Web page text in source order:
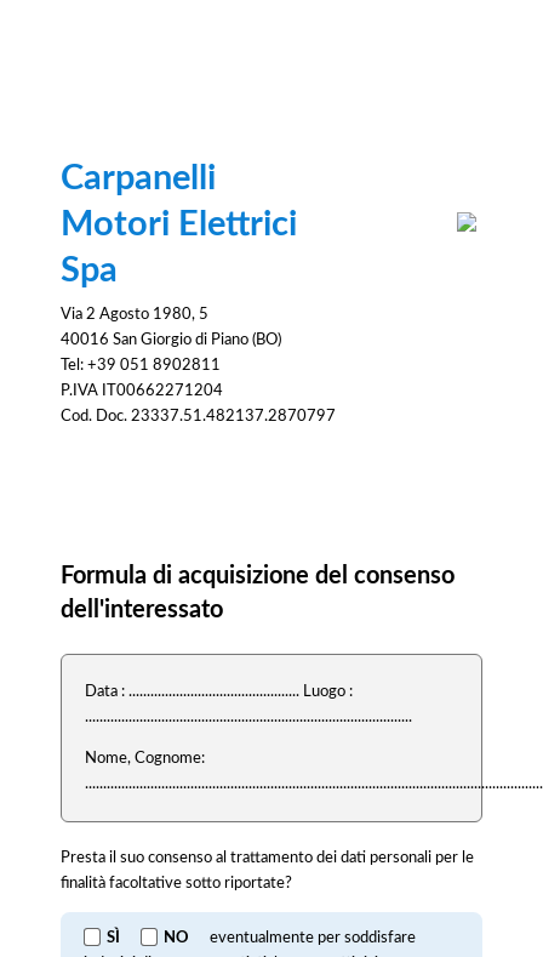
Carpanelli
Motori Elettrici
Spa
Via 2 Agosto 1980, 5
40016 San Giorgio di Piano (BO)
Tel: +39 051 8902811
P.IVA IT00662271204
Cod. Doc. 23337.51.482137.2870797
Formula di acquisizione del consenso
dell'interessato
Data : ............................................... Luogo :
..........................................................................................
Nome, Cognome:
Presta il suo consenso al trattamento dei dati personali per le
finalità facoltative sotto riportate?
SÌ NO
eventualmente per soddisfare